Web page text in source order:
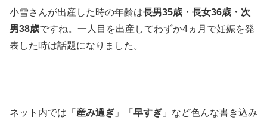
小雪さんが出産した時の年齢は長男35歳・長女36歳・次
男38歳ですね。一人目を出産してわずか4ヵ月で妊娠を発
表した時は話題になりました。
ネット内では「 産み過ぎ 」「 早すぎ 」など色んな書き込み